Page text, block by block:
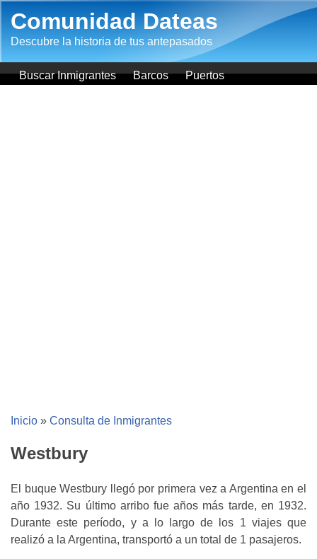
Comunidad Dateas
Descubre la historia de tus antepasados
Buscar Inmigrantes Barcos Puertos
Inicio » Consulta de Inmigrantes
Westbury
El buque Westbury llegó por primera vez a Argentina en el
año 1932. Su último arribo fue años más tarde, en 1932.
Durante este período, y a lo largo de los 1 viajes que
realizó a la Argentina, transportó a un total de 1 pasajeros.